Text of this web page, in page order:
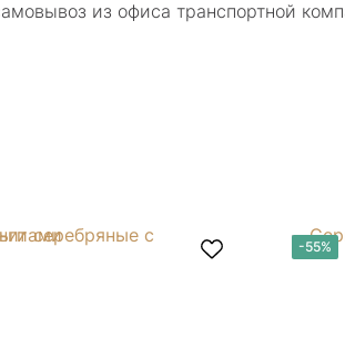
из офиса транспортной
-55%